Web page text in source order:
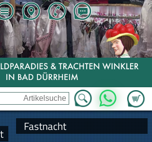
Zum
WhatsApp
Fastnacht